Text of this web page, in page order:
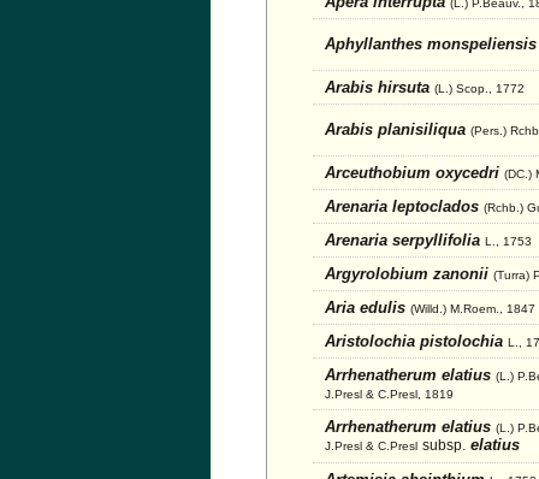
(L.) P.Beauv.,
Aphyllanthes
Arabis hirsuta (L.) Scop., 1772
Arabis planisiliqua (Pers.)
Arceuthobium oxycedri (DC.)
Arenaria leptoclados (Rchb.)
Arenaria serpyllifolia L., 1753
Argyrolobium zanonii (Turra)
Aria edulis (Willd.) M.Roem., 1847
Aristolochia pistolochia L.,
Arrhenatherum elatius (L.)
J.Presl & C.Presl, 1819
Arrhenatherum elatius (L.)
J.Presl & C.Presl subsp. elatius